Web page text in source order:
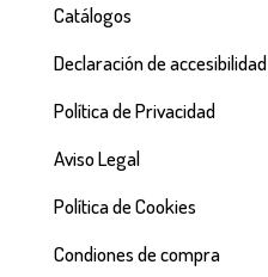
Catálogos
Declaración de accesibilidad
Política de Privacidad
Aviso Legal
Política de Cookies
Condiones de compra